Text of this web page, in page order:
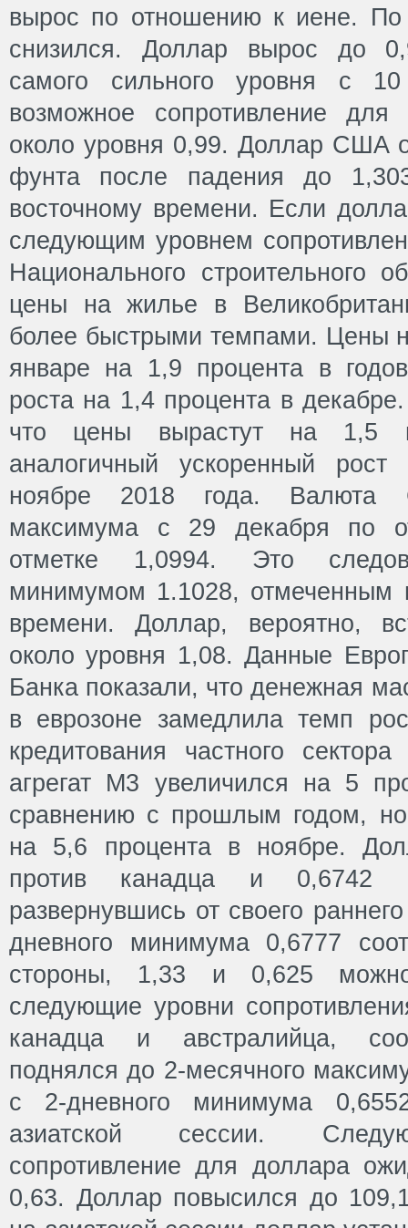
вырос по отношению к иене.
снизился. Доллар вырос до
самого сильного уровня с
возможное сопротивление для
около уровня 0,99. Доллар США
фунта после падения до
восточному времени. Если
следующим уровнем
Национального строительного
цены на жилье в
более быстрыми темпами. Цены
январе на 1,9 процента в
роста на 1,4 процента в
что цены вырастут на 1,5
аналогичный ускоренный
ноябре 2018 года.
максимума с 29 декабря по
отметке 1,0994. Это
минимумом 1.1028, отмеченным
времени. Доллар, вероятно,
около уровня 1,08. Данные
Банка показали, что денежная
в еврозоне замедлила темп
кредитования частного
агрегат M3 увеличился на 5
сравнению с прошлым годом,
на 5,6 процента в ноябре.
против канадца и 0,6742
развернувшись от своего
дневного минимума 0,6777
стороны, 1,33 и 0,625 можно
следующие уровни
канадца и австралийца,
поднялся до 2-месячного
с 2-дневного минимума
азиатской сессии.
сопротивление для доллара
0,63. Доллар повысился до